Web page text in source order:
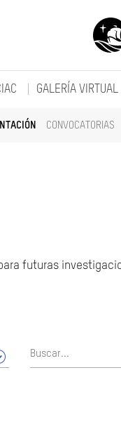
CONVOCATORIAS
GALERÍA VIRTUAL
futuras